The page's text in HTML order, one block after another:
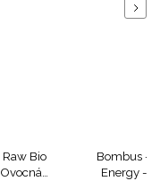
Bio
Bombus -
Energy -
Next